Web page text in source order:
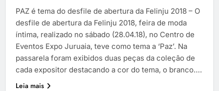
PAZ é tema do desfile de abertura da Felinju 2018 – O
desfile de abertura da Felinju 2018, feira de moda
íntima, realizado no sábado (28.04.18), no Centro de
Eventos Expo Juruaia, teve como tema a ‘Paz’. Na
passarela foram exibidos duas peças da coleção de
cada expositor destacando a cor do tema, o branco….
Leia mais